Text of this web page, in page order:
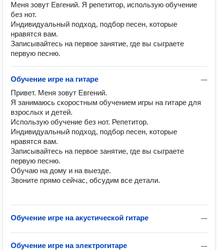
Меня зовут Евгений. Я репетитор, использую обучение
без нот.
Индивидуальный подход, подбор песен, которые
нравятся вам.
Записывайтесь на первое занятие, где вы сыграете
первую песню.
—
Обучение игре на гитаре
Привет. Меня зовут Евгений.
Я занимаюсь скоростным обучением игры на гитаре для
взрослых и детей.
Использую обучение без нот. Репетитор.
Индивидуальный подход, подбор песен, которые
нравятся вам.
Записывайтесь на первое занятие, где вы сыграете
первую песню.
Обучаю на дому и на выезде.
Звоните прямо сейчас, обсудим все детали.
—
Обучение игре на акустической гитаре
—
Обучение игре на электрогитаре